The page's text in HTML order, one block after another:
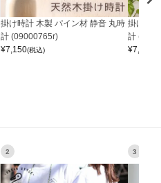
掛け時計 木製 パイン材 静音 丸時
計 (09000765r)
¥7,150(税込)
掛け時
計
¥7,150
2 3